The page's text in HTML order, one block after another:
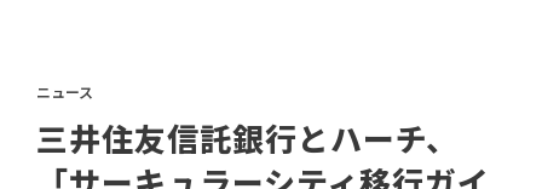
ニュース
三井住友信託銀行とハーチ、